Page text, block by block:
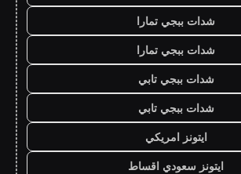
شدات ببجي تمارا
شدات ببجي تمارا
شدات ببجي تابي
شدات ببجي تابي
ايتونز امريكي
ايتونز سعودي اقساط